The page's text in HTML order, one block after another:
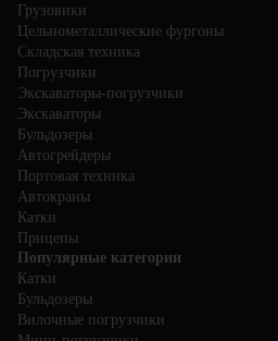
Грузовики
Цельнометаллические фургоны
Складская техника
Погрузчики
Экскаваторы-погрузчики
Экскаваторы
Бульдозеры
Автогрейдеры
Портовая техника
Автокраны
Катки
Прицепы
Популярные категории
Катки
Бульдозеры
Вилочные погрузчики